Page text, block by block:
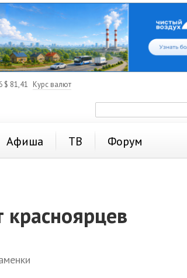
$ 81,41 Курс валют
Афиша ТВ Форум
красноярцев